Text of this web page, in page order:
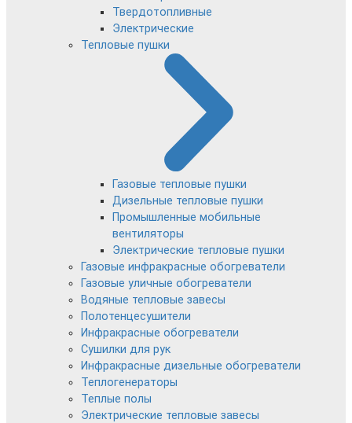
Твердотопливные
Электрические
Тепловые пушки
Газовые тепловые пушки
Дизельные тепловые пушки
Промышленные мобильные
вентиляторы
Электрические тепловые пушки
Газовые инфракрасные обогреватели
Газовые уличные обогреватели
Водяные тепловые завесы
Полотенцесушители
Инфракрасные обогреватели
Сушилки для рук
Инфракрасные дизельные обогреватели
Теплогенераторы
Теплые полы
Электрические тепловые завесы